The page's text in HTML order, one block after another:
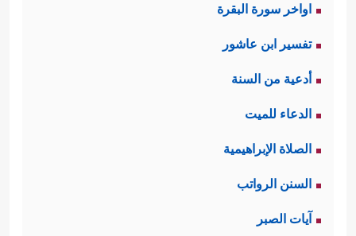
اواخر سورة البقرة
تفسير ابن عاشور
أدعية من السنة
الدعاء للميت
الصلاة الإبراهيمية
السنن الرواتب
آيات الصبر